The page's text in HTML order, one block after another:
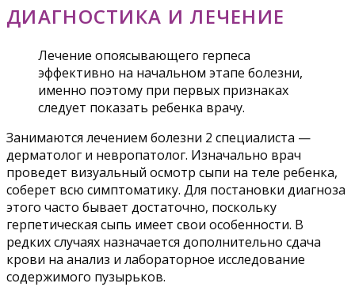
ДИАГНОСТИКА И ЛЕЧЕНИЕ
Лечение опоясывающего герпеса
эффективно на начальном этапе болезни,
именно поэтому при первых признаках
следует показать ребенка врачу.
Занимаются лечением болезни 2 специалиста —
дерматолог и невропатолог. Изначально врач
проведет визуальный осмотр сыпи на теле ребенка,
соберет всю симптоматику. Для постановки диагноза
этого часто бывает достаточно, поскольку
герпетическая сыпь имеет свои особенности. В
редких случаях назначается дополнительно сдача
крови на анализ и лабораторное исследование
содержимого пузырьков.